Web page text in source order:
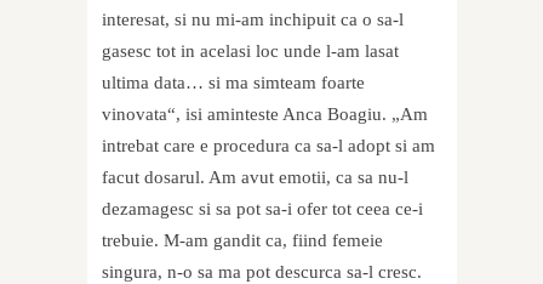
interesat, si nu mi-am inchipuit ca o sa-l
gasesc tot in acelasi loc unde l-am lasat
ultima data… si ma simteam foarte
vinovata“, isi aminteste Anca Boagiu. „Am
intrebat care e procedura ca sa-l adopt si am
facut dosarul. Am avut emotii, ca sa nu-l
dezamagesc si sa pot sa-i ofer tot ceea ce-i
trebuie. M-am gandit ca, fiind femeie
singura, n-o sa ma pot descurca sa-l cresc.